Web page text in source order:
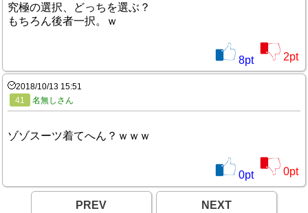
究極の選択、どっちを選ぶ？
もちろん後者一択。ｗ
8pt 2pt
2018/10/13 15:51
41
名無しさん
ゾゾスーツ着てへん？ｗｗｗ
0pt 0pt
PREV NEXT